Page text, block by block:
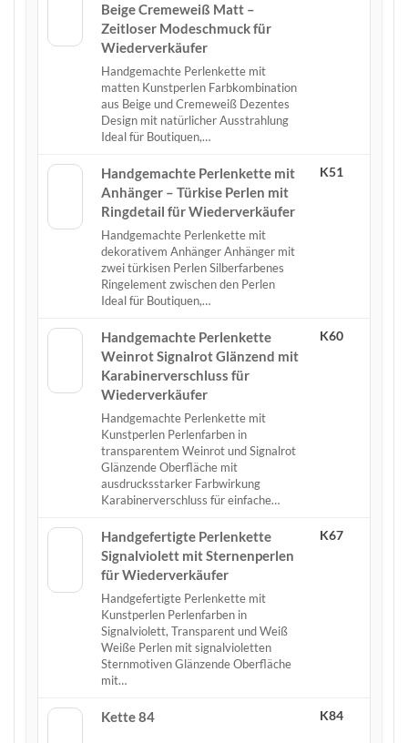
Beige Cremeweiß Matt –
Zeitloser Modeschmuck für
Wiederverkäufer
Handgemachte Perlenkette mit
matten Kunstperlen Farbkombination
aus Beige und Cremeweiß Dezentes
Design mit natürlicher Ausstrahlung
Ideal für Boutiquen,…
Handgemachte Perlenkette mit
Anhänger – Türkise Perlen mit
Ringdetail für Wiederverkäufer
Handgemachte Perlenkette mit
dekorativem Anhänger Anhänger mit
zwei türkisen Perlen Silberfarbenes
Ringelement zwischen den Perlen
Ideal für Boutiquen,…
K51
Handgemachte Perlenkette
Weinrot Signalrot Glänzend mit
Karabinerverschluss für
Wiederverkäufer
Handgemachte Perlenkette mit
Kunstperlen Perlenfarben in
transparentem Weinrot und Signalrot
Glänzende Oberfläche mit
ausdrucksstarker Farbwirkung
Karabinerverschluss für einfache…
K60
Handgefertigte Perlenkette
Signalviolett mit Sternenperlen
für Wiederverkäufer
Handgefertigte Perlenkette mit
Kunstperlen Perlenfarben in
Signalviolett, Transparent und Weiß
Weiße Perlen mit signalvioletten
Sternmotiven Glänzende Oberfläche
mit…
K67
Kette 84 K84